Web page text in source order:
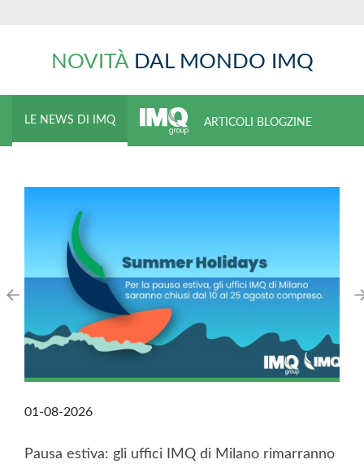
NOVITÀDAL MONDO IMQ
LE NEWS DI IMQ ARTICOLI BLOGZINE
01-08-2026
Pausa estiva: gli uffici IMQ di Milano rimarranno